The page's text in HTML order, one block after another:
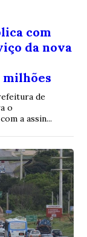
com
da nova
milhões
de
o
a assin...